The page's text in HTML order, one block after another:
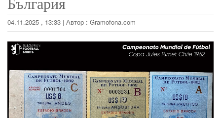
04.11.2025 , 13:33 | Автор : Gramofona.com